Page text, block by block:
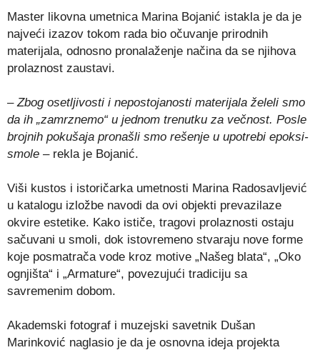
Master likovna umetnica Marina Bojanić istakla je da je
najveći izazov tokom rada bio očuvanje prirodnih
materijala, odnosno pronalaženje načina da se njihova
prolaznost zaustavi.
– Zbog osetljivosti i nepostojanosti materijala želeli smo
da ih „zamrznemo“ u jednom trenutku za večnost. Posle
brojnih pokušaja pronašli smo rešenje u upotrebi epoksi-
smole – rekla je Bojanić.
Viši kustos i istoričarka umetnosti Marina Radosavljević
u katalogu izložbe navodi da ovi objekti prevazilaze
okvire estetike. Kako ističe, tragovi prolaznosti ostaju
sačuvani u smoli, dok istovremeno stvaraju nove forme
koje posmatrača vode kroz motive „Našeg blata“, „Oko
ognjišta“ i „Armature“, povezujući tradiciju sa
savremenim dobom.
Akademski fotograf i muzejski savetnik Dušan
Marinković naglasio je da je osnovna ideja projekta